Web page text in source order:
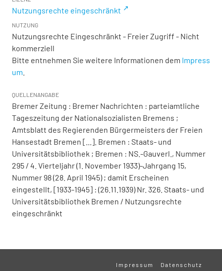
Nutzungsrechte eingeschränkt
NUTZUNG
Nutzungsrechte Eingeschränkt - Freier Zugriff - Nicht
kommerziell
Bitte entnehmen Sie weitere Informationen dem Impress
um
QUELLENANGABE
Bremer Zeitung : Bremer Nachrichten : parteiamtliche
Tageszeitung der Nationalsozialisten Bremens ;
Amtsblatt des Regierenden Bürgermeisters der Freien
Hansestadt Bremen [...]. Bremen : Staats- und
Universitätsbibliothek ; Bremen : NS.-Gauverl., Nummer
295 / 4. Vierteljahr (1. November 1933)-Jahrgang 15,
Nummer 98 (28. April 1945) ; damit Erscheinen
eingestellt, [1933-1945] : (26.11.1939) Nr. 326. Staats- und
Universitätsbibliothek Bremen / Nutzungsrechte
eingeschränkt
Impressum Datenschutz